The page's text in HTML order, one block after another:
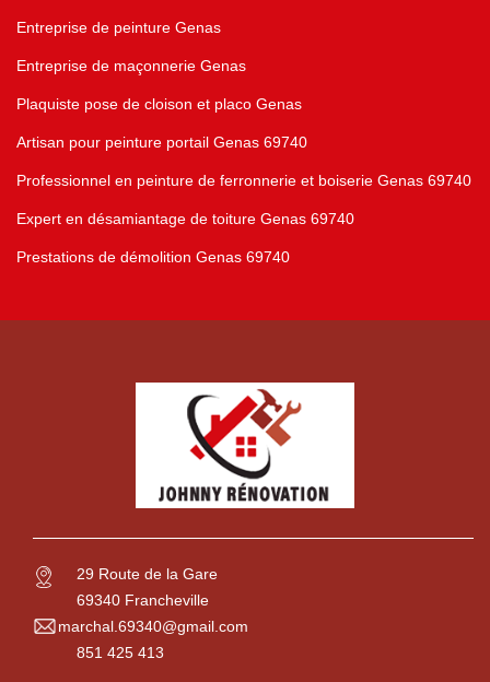
Entreprise de peinture Genas
Entreprise de maçonnerie Genas
Plaquiste pose de cloison et placo Genas
Artisan pour peinture portail Genas 69740
Professionnel en peinture de ferronnerie et boiserie Genas 69740
Expert en désamiantage de toiture Genas 69740
Prestations de démolition Genas 69740
29 Route de la Gare
69340 Francheville
marchal.69340@gmail.com
851 425 413